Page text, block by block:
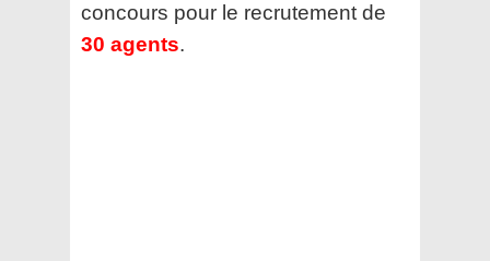
concours pour le recrutement de
30 agents.